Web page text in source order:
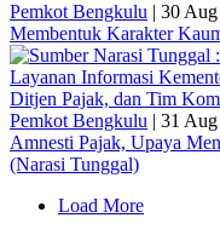
Pemkot Bengkulu | 30
Membentuk Karakter
Pemkot Bengkulu | 31
Amnesti Pajak, Upaya
(Narasi Tunggal)
Load More